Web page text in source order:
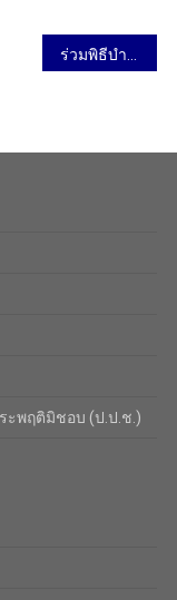
ะพฤติมิชอบ (ป.ป.ช.)